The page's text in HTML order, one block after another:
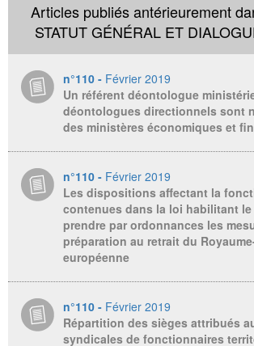
Articles publiés antérieurement
STATUT GÉNÉRAL ET
n°110 - Février 2019
Un référent déontologue
déontologues directionnels sont
des ministères économiques et
n°110 - Février 2019
Les dispositions affectant la
contenues dans la loi habilitant le
prendre par ordonnances les
préparation au retrait du
européenne
n°110 - Février 2019
Répartition des sièges attribués
syndicales de fonctionnaires